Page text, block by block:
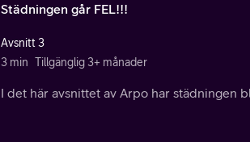
Städningen går FEL!!!
Avsnitt 3
3 min Tillgänglig 3+ månader
I det här avsnittet av Arpo har städningen